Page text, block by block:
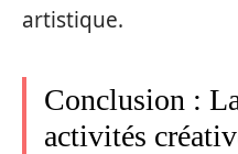
artistique.
Conclusion :
activités